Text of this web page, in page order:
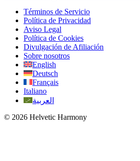
Términos de Servicio
Política de Privacidad
Aviso Legal
Política de Cookies
Divulgación de Afiliación
Sobre nosotros
English
Deutsch
Français
Italiano
العربية
© 2026 Helvetic Harmony